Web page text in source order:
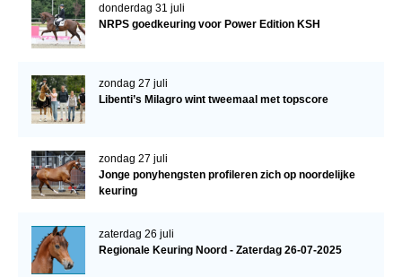
donderdag 31 juli
NRPS goedkeuring voor Power Edition KSH
zondag 27 juli
Libenti’s Milagro wint tweemaal met topscore
zondag 27 juli
Jonge ponyhengsten profileren zich op noordelijke
keuring
zaterdag 26 juli
Regionale Keuring Noord - Zaterdag 26-07-2025